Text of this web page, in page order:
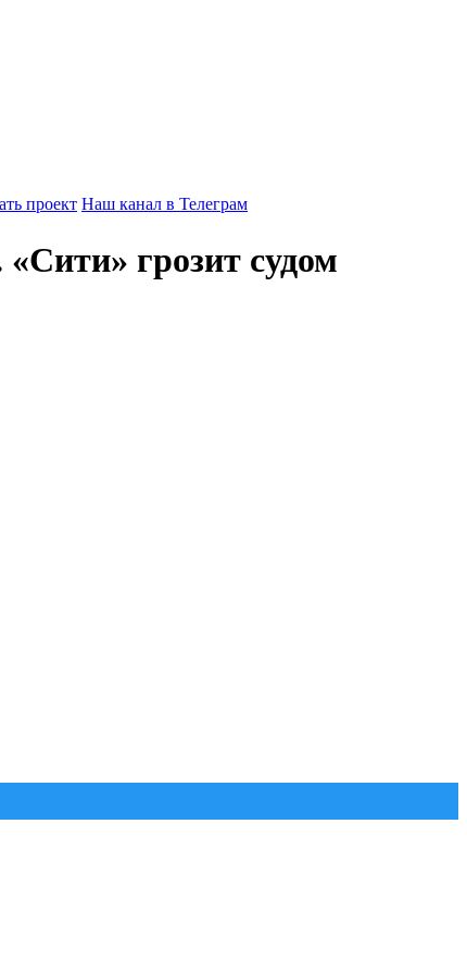
проект Наш канал в Телеграм
грозит судом